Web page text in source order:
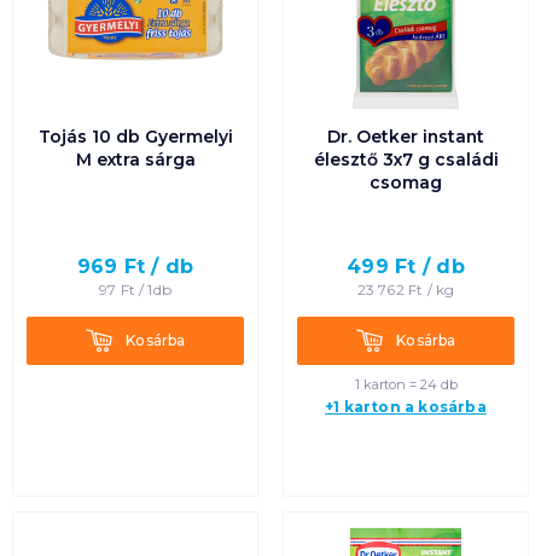
Tojás 10 db Gyermelyi
M extra sárga
969 Ft / db
97 Ft /1db
KosárbaKosárba
Dr. Oetker instant
élesztő 3x7 g családi
csomag
499 Ft / db
23 762 Ft / kg
KosárbaKosárba
1 karton = 24 db
+1 karton a kosárba